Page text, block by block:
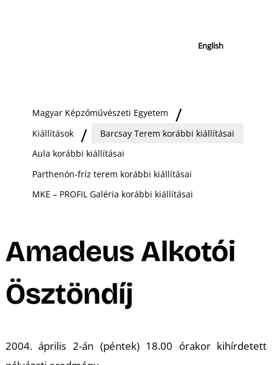
English
Magyar Képzőművészeti Egyetem
Kiállítások
Barcsay Terem korábbi kiállításai
Aula korábbi kiállításai
Parthenón-fríz terem korábbi kiállításai
MKE – PROFIL Galéria korábbi kiállításai
Amadeus Alkotói
Ösztöndíj
2004. április 2-án (péntek) 18.00 órakor kihírdetett